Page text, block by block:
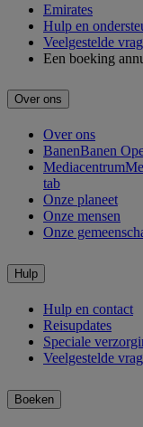
Emirates
Hulp en
Veelgestelde
Een boeking
Over ons
Over ons
BanenBanen
Mediacentrum
tab
Onze planeet
Onze mensen
Onze
Hulp
Hulp en contact
Reisupdates
Speciale
Veelgestelde
Boeken